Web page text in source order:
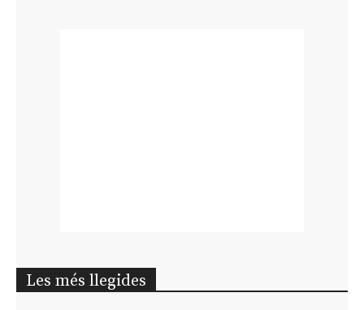
Les més llegides